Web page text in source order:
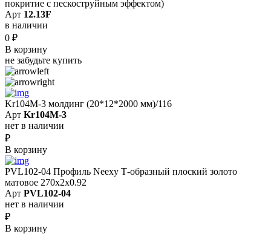
покритие с пескоструйным эффектом)
Арт 12.13F
в наличии
0 ₽
В корзину
не забудьте купить
Kr104M-3 молдинг (20*12*2000 мм)/116
Арт Kr104M-3
нет в наличии
₽
В корзину
PVL102-04 Профиль Neexy Т-образный плоский золото
матовое 270x2x0.92
Арт PVL102-04
нет в наличии
₽
В корзину